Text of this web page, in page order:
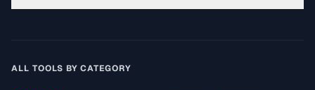
ALL TOOLS BY CATEGORY